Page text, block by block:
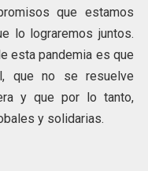
que estamos
lo lograremos juntos.
esta pandemia es que
que no se resuelve
y que por lo tanto,
y solidarias.